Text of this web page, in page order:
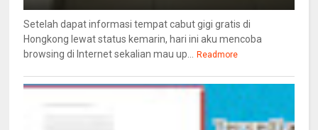
Setelah dapat informasi tempat cabut gigi gratis di
Hongkong lewat status kemarin, hari ini aku mencoba
browsing di Internet sekalian mau up... Readmore